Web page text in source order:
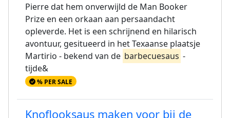
Pierre dat hem onverwijld de Man Booker
Prize en een orkaan aan persaandacht
opleverde. Het is een schrijnend en hilarisch
avontuur, gesitueerd in het Texaanse plaatsje
Martirio - bekend van de barbecuesaus -
tijde&
% PER SALE
Knoflooksaus maken voor bij de